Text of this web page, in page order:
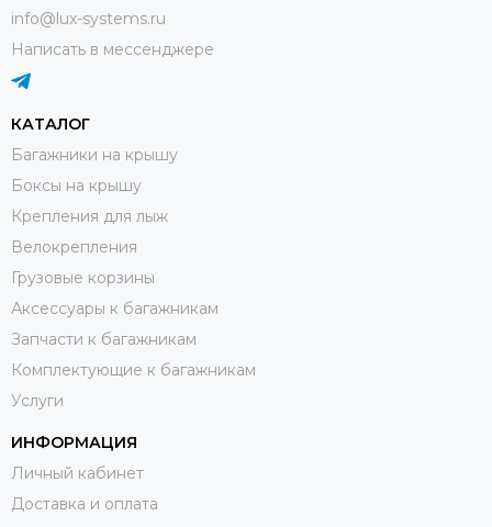
info@lux-systems.ru
Написать в мессенджере
КАТАЛОГ
Багажники на крышу
Боксы на крышу
Крепления для лыж
Велокрепления
Грузовые корзины
Аксессуары к багажникам
Запчасти к багажникам
Комплектующие к багажникам
Услуги
ИНФОРМАЦИЯ
Личный кабинет
Доставка и оплата